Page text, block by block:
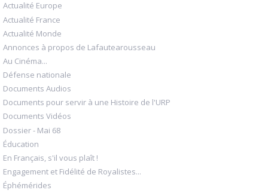
Actualité Europe
Actualité France
Actualité Monde
Annonces à propos de Lafautearousseau
Au Cinéma...
Défense nationale
Documents Audios
Documents pour servir à une Histoire de l'URP
Documents Vidéos
Dossier - Mai 68
Éducation
En Français, s'il vous plaît !
Engagement et Fidélité de Royalistes...
Éphémérides